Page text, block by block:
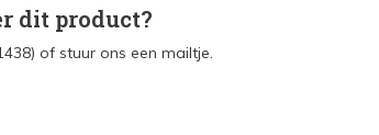
dit product?
of stuur ons een mailtje.